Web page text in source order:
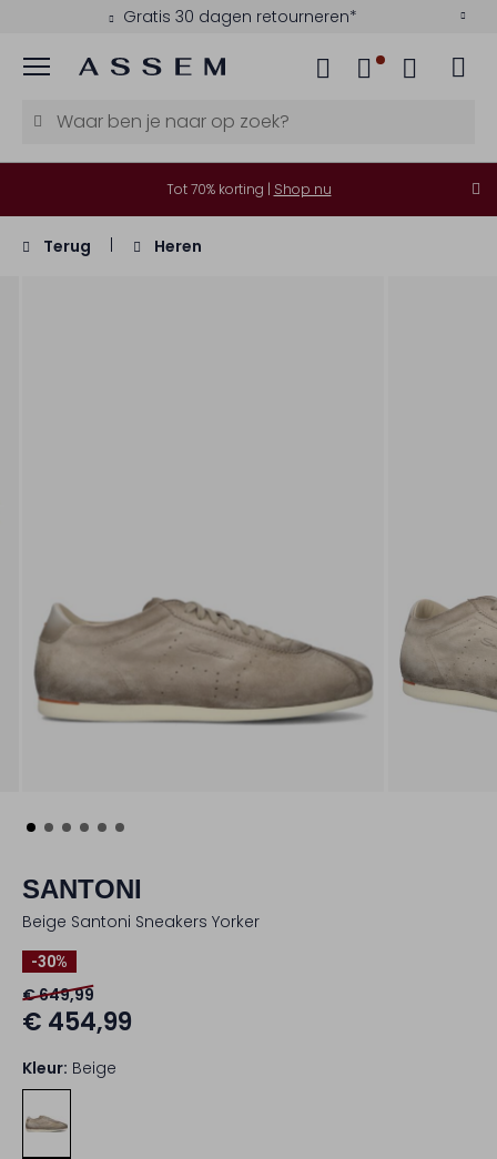
Gratis 30 dagen retourneren*
Menu
Tot 70% korting | Shop nu
Terug Heren
SANTONI
Beige Santoni Sneakers Yorker
-30%
€ 649,99
€ 454,99
Kleur: Beige